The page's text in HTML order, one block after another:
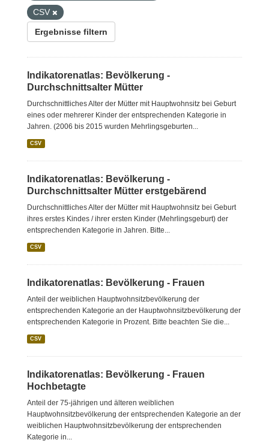
CSV
Ergebnisse filtern
Indikatorenatlas: Bevölkerung -
Durchschnittsalter Mütter
Durchschnittliches Alter der Mütter mit Hauptwohnsitz bei Geburt
eines oder mehrerer Kinder der entsprechenden Kategorie in
Jahren. (2006 bis 2015 wurden Mehrlingsgeburten...
CSV
Indikatorenatlas: Bevölkerung -
Durchschnittsalter Mütter erstgebärend
Durchschnittliches Alter der Mütter mit Hauptwohnsitz bei Geburt
ihres erstes Kindes / ihrer ersten Kinder (Mehrlingsgeburt) der
entsprechenden Kategorie in Jahren. Bitte...
CSV
Indikatorenatlas: Bevölkerung - Frauen
Anteil der weiblichen Hauptwohnsitzbevölkerung der
entsprechenden Kategorie an der Hauptwohnsitzbevölkerung der
entsprechenden Kategorie in Prozent. Bitte beachten Sie die...
CSV
Indikatorenatlas: Bevölkerung - Frauen
Hochbetagte
Anteil der 75-jährigen und älteren weiblichen
Hauptwohnsitzbevölkerung der entsprechenden Kategorie an der
weiblichen Hauptwohnsitzbevölkerung der entsprechenden
Kategorie in...